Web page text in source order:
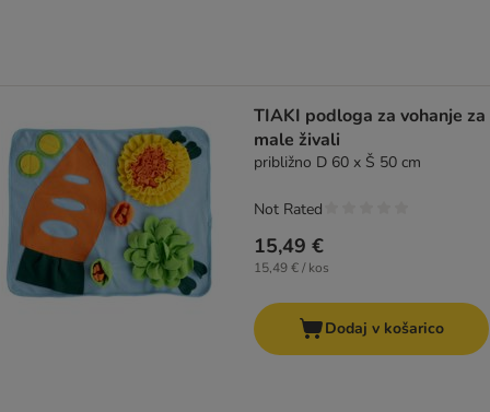
TIAKI podloga za vohanje za
male živali
približno D 60 x Š 50 cm
15,49 €
15,49 € / kos
Not Rated
Dodaj v košarico